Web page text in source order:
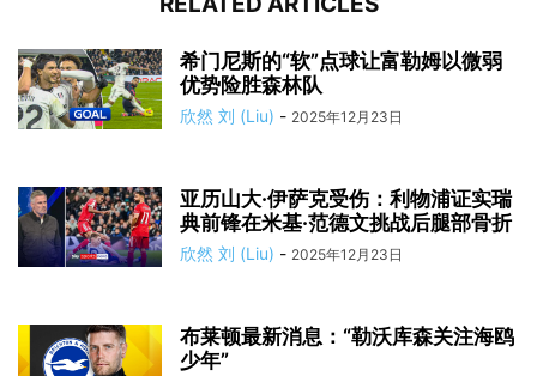
希门尼斯的“软”点球让富勒姆以微弱
优势险胜森林队
欣然 刘 (Liu) - 2025年12月23日
亚历山大·伊萨克受伤：利物浦证实瑞
典前锋在米基·范德文挑战后腿部骨折
欣然 刘 (Liu) - 2025年12月23日
布莱顿最新消息：“勒沃库森关注海鸥
少年”